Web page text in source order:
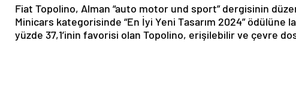
Fiat Topolino, Alman “auto motor und sport” dergisinin
Minicars kategorisinde “En İyi Yeni Tasarım 2024” ödülüne
yüzde 37,1’inin favorisi olan Topolino, erişilebilir ve çevre